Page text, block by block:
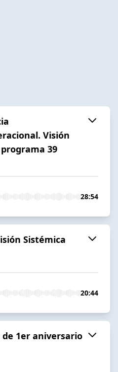
Visión
39
28:54
Sistémica
20:44
1er aniversario